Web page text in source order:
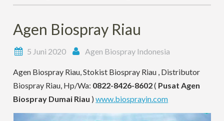
Agen Biospray Riau
5 Juni 2020 Agen Biospray Indonesia
Agen Biospray Riau, Stokist Biospray Riau , Distributor
Biospray Riau, Hp/Wa: 0822-8426-8602( Pusat Agen
Biospray Dumai Riau )www.biosprayin.com